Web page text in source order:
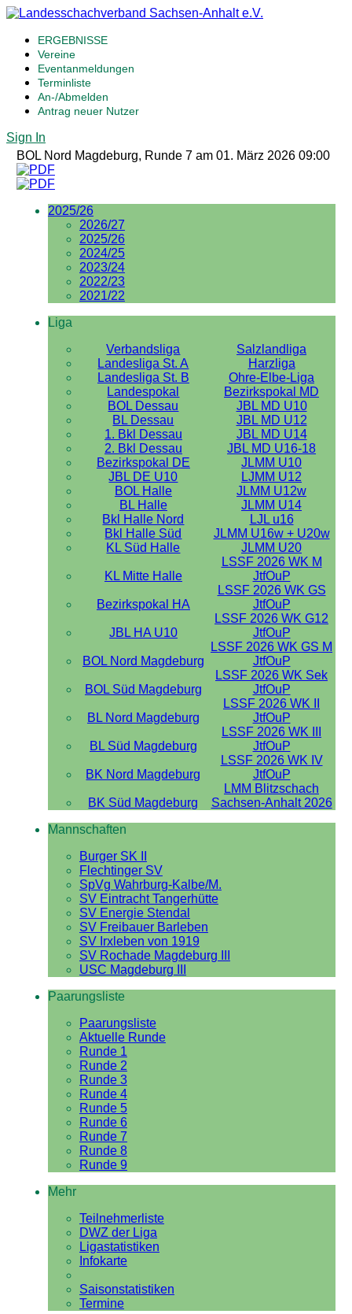
ERGEBNISSE
Vereine
Eventanmeldungen
Terminliste
An-/Abmelden
Antrag neuer Nutzer
Sign In
BOL Nord Magdeburg, Runde 7 am 01. März 2026 09:00
2025/26
2026/27
2025/26
2024/25
2023/24
2022/23
2021/22
Liga
Verbandsliga
Salzlandliga
Landesliga St. A
Harzliga
Landesliga St. B
Ohre-Elbe-Liga
Landespokal
Bezirkspokal MD
BOL Dessau
JBL MD U10
BL Dessau
JBL MD U12
1. Bkl Dessau
JBL MD U14
2. Bkl Dessau
JBL MD U16-18
Bezirkspokal DE
JLMM U10
JBL DE U10
LJMM U12
BOL Halle
JLMM U12w
BL Halle
JLMM U14
Bkl Halle Nord
LJL u16
Bkl Halle Süd
JLMM U16w + U20w
KL Süd Halle
JLMM U20
KL Mitte Halle
LSSF 2026 WK M
JtfOuP
Bezirkspokal HA
LSSF 2026 WK GS
JtfOuP
JBL HA U10
LSSF 2026 WK G12
JtfOuP
BOL Nord Magdeburg
LSSF 2026 WK GS M
JtfOuP
BOL Süd Magdeburg
LSSF 2026 WK Sek
JtfOuP
BL Nord Magdeburg
LSSF 2026 WK II
JtfOuP
BL Süd Magdeburg
LSSF 2026 WK III
JtfOuP
BK Nord Magdeburg
LSSF 2026 WK IV
JtfOuP
BK Süd Magdeburg
LMM Blitzschach
Sachsen-Anhalt 2026
Mannschaften
Burger SK II
Flechtinger SV
SpVg Wahrburg-Kalbe/M.
SV Eintracht Tangerhütte
SV Energie Stendal
SV Freibauer Barleben
SV Irxleben von 1919
SV Rochade Magdeburg III
USC Magdeburg III
Paarungsliste
Paarungsliste
Aktuelle Runde
Runde 1
Runde 2
Runde 3
Runde 4
Runde 5
Runde 6
Runde 7
Runde 8
Runde 9
Mehr
Teilnehmerliste
DWZ der Liga
Ligastatistiken
Infokarte
Saisonstatistiken
Termine